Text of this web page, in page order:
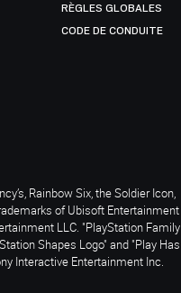
RÈGLES GLOBALES
CODE DE CONDUITE
Rainbow Six, the Soldier Icon,
of Ubisoft Entertainment
LLC. "PlayStation Family
Shapes Logo" and "Play Has
Interactive Entertainment Inc.